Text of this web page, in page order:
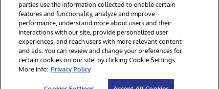
© 1996-2026 InterSystems Corporation, Boston, MA. Všechna práva
vyhrazena.
Oznámení/podmínky a pravidla
Prohlášení o ochraně osobních údajů
Záruka Přístupnost
parties use the information collected to enable certain
features and functionality, analyze and improve
performance, understand more about users and their
interactions with our site, provide personalized user
experiences, and reach users with more relevant content
and ads. You can review and change your preferences for
certain cookies on our site, by clicking Cookie Settings.
More info: Privacy Policy